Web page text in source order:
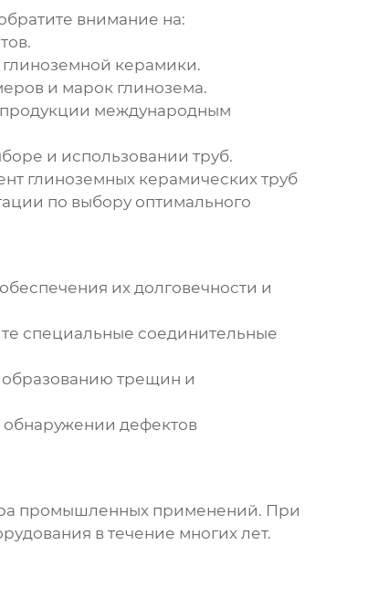
внимание на:
глиноземной керамики.
и марок глинозема.
продукции международным
и использовании труб.
глиноземных керамических труб
по выбору оптимального
их долговечности и
специальные соединительные
образованию трещин и
дефектов
промышленных применений. При
в течение многих лет.